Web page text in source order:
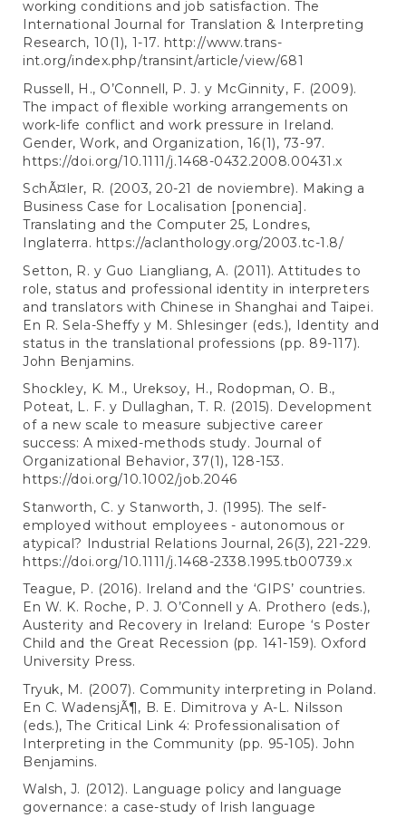
working conditions and job satisfaction. The
International Journal for Translation & Interpreting
Research, 10(1), 1-17. http://www.trans-
int.org/index.php/transint/article/view/681
Russell, H., O’Connell, P. J. y McGinnity, F. (2009).
The impact of flexible working arrangements on
work-life conflict and work pressure in Ireland.
Gender, Work, and Organization, 16(1), 73-97.
https://doi.org/10.1111/j.1468-0432.2008.00431.x
SchÃ¤ler, R. (2003, 20-21 de noviembre). Making a
Business Case for Localisation [ponencia].
Translating and the Computer 25, Londres,
Inglaterra. https://aclanthology.org/2003.tc-1.8/
Setton, R. y Guo Liangliang, A. (2011). Attitudes to
role, status and professional identity in interpreters
and translators with Chinese in Shanghai and Taipei.
En R. Sela-Sheffy y M. Shlesinger (eds.), Identity and
status in the translational professions (pp. 89-117).
John Benjamins.
Shockley, K. M., Ureksoy, H., Rodopman, O. B.,
Poteat, L. F. y Dullaghan, T. R. (2015). Development
of a new scale to measure subjective career
success: A mixed-methods study. Journal of
Organizational Behavior, 37(1), 128-153.
https://doi.org/10.1002/job.2046
Stanworth, C. y Stanworth, J. (1995). The self-
employed without employees - autonomous or
atypical? Industrial Relations Journal, 26(3), 221-229.
https://doi.org/10.1111/j.1468-2338.1995.tb00739.x
Teague, P. (2016). Ireland and the ‘GIPS’ countries.
En W. K. Roche, P. J. O’Connell y A. Prothero (eds.),
Austerity and Recovery in Ireland: Europe ‘s Poster
Child and the Great Recession (pp. 141-159). Oxford
University Press.
Tryuk, M. (2007). Community interpreting in Poland.
En C. WadensjÃ¶, B. E. Dimitrova y A-L. Nilsson
(eds.), The Critical Link 4: Professionalisation of
Interpreting in the Community (pp. 95-105). John
Benjamins.
Walsh, J. (2012). Language policy and language
governance: a case-study of Irish language